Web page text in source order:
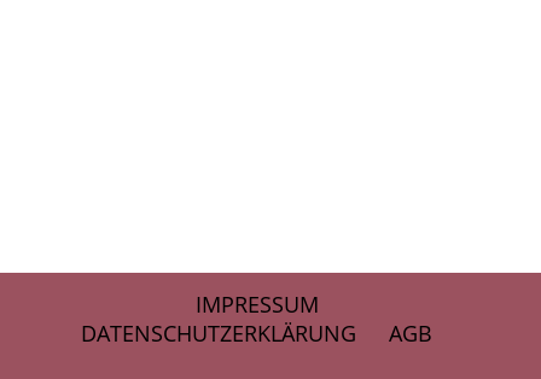
IMPRESSUM
DATENSCHUTZERKLÄRUNG
AGB